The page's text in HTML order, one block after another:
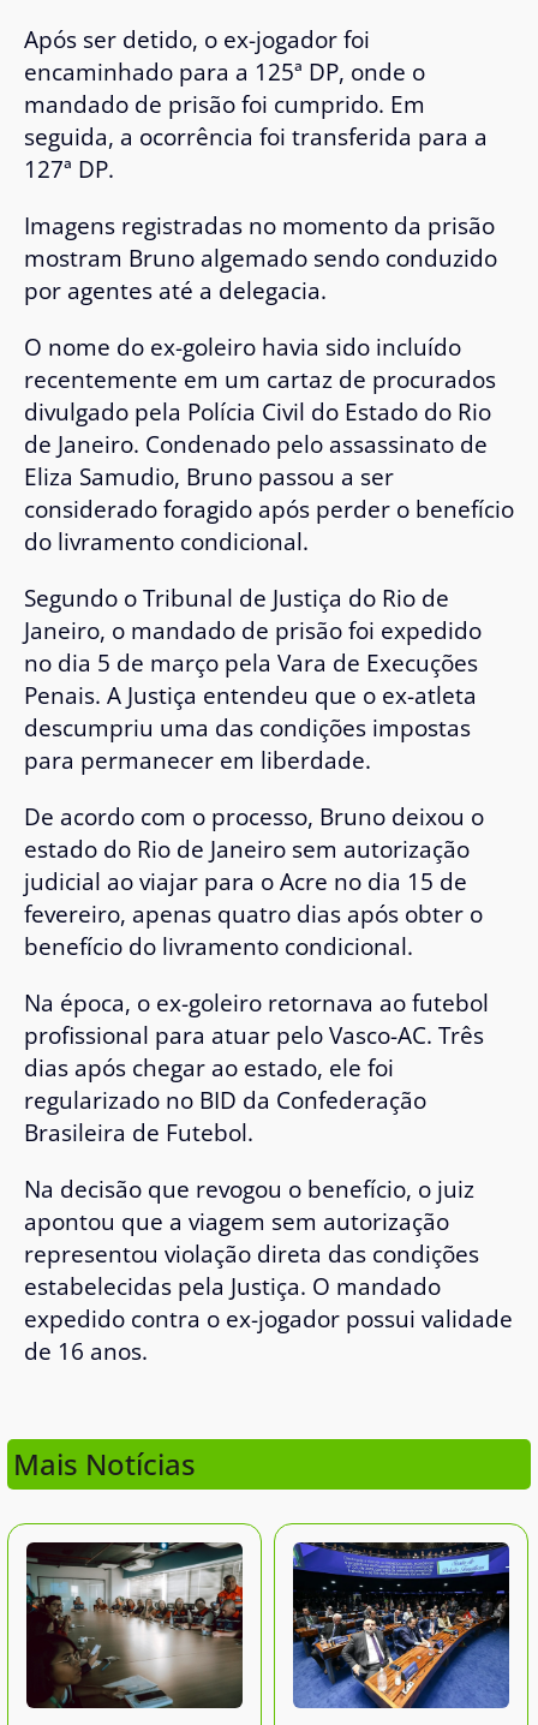
Após ser detido, o ex-jogador foi
encaminhado para a 125ª DP, onde o
mandado de prisão foi cumprido. Em
seguida, a ocorrência foi transferida para a
127ª DP.
Imagens registradas no momento da prisão
mostram Bruno algemado sendo conduzido
por agentes até a delegacia.
O nome do ex-goleiro havia sido incluído
recentemente em um cartaz de procurados
divulgado pela Polícia Civil do Estado do Rio
de Janeiro. Condenado pelo assassinato de
Eliza Samudio, Bruno passou a ser
considerado foragido após perder o benefício
do livramento condicional.
Segundo oTribunal de Justiça do Rio de
Janeiro, o mandado de prisão foi expedido
no dia 5 de março pela Vara de Execuções
Penais. A Justiça entendeu que o ex-atleta
descumpriu uma das condições impostas
para permanecer em liberdade.
De acordo com o processo, Bruno deixou o
estado do Rio de Janeiro sem autorização
judicial ao viajar para o Acre no dia 15 de
fevereiro, apenas quatro dias após obter o
benefício do livramento condicional.
Na época, o ex-goleiro retornava ao futebol
profissional para atuar peloVasco-AC. Três
dias após chegar ao estado, ele foi
regularizado no BID da Confederação
Brasileira de Futebol.
Na decisão que revogou o benefício, o juiz
apontou que a viagem sem autorização
representou violação direta das condições
estabelecidas pela Justiça. O mandado
expedido contra o ex-jogador possui validade
de 16 anos.
Mais Notícias